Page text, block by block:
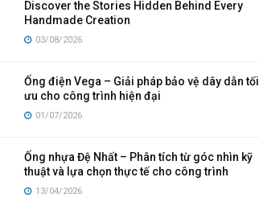
Discover the Stories Hidden Behind Every
Handmade Creation
03/08/2026
Ống điện Vega – Giải pháp bảo vệ dây dẫn tối
ưu cho công trình hiện đại
01/07/2026
Ống nhựa Đệ Nhất – Phân tích từ góc nhìn kỹ
thuật và lựa chọn thực tế cho công trình
13/04/2026